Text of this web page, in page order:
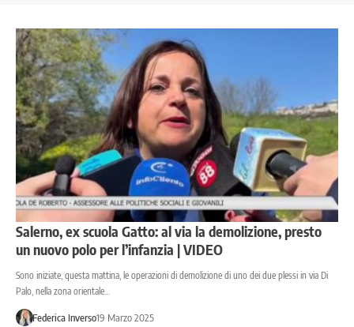
Salerno, ex scuola Gatto: al via la demolizione, presto
un nuovo polo per l’infanzia | VIDEO
Sono iniziate, questa mattina, le operazioni di demolizione di uno dei due plessi in via Di
Palo, nella zona orientale…
Federica Inverso19 Marzo 2025